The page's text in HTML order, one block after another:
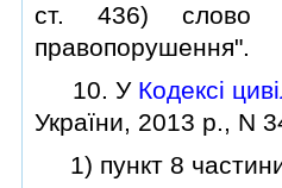
ст. 436) слово
правопорушення".
10. У Кодексi
України, 2013 р., N
1) пункт 8